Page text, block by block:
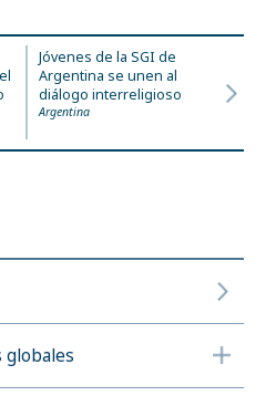
Jóvenes de la SGI de
Argentina se unen al
diálogo interreligioso
Argentina
globales